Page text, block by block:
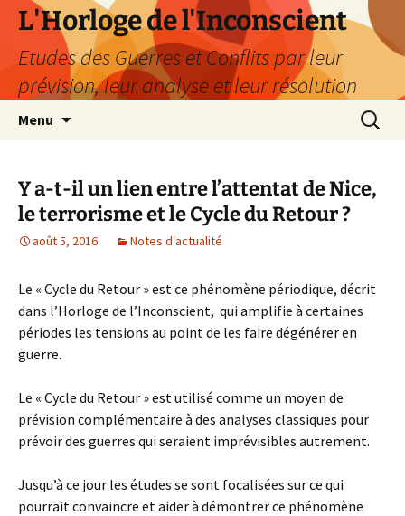
Aller
contenu
L'Horloge de l'Inconscient
Etudes des Guerres et Conflits par leur
prévision, leur analyse et leur résolution
Menu
Y a-t-il un lien entre l’attentat de Nice,
le terrorisme et le Cycle du Retour ?
août 5, 2016 Notes d'actualité
Le « Cycle du Retour » est ce phénomène périodique, décrit
dans l’Horloge de l’Inconscient, qui amplifie à certaines
périodes les tensions au point de les faire dégénérer en
guerre.
Le « Cycle du Retour » est utilisé comme un moyen de
prévision complémentaire à des analyses classiques pour
prévoir des guerres qui seraient imprévisibles autrement.
Jusqu’à ce jour les études se sont focalisées sur ce qui
pourrait convaincre et aider à démontrer ce phénomène